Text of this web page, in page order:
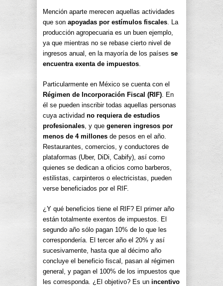
Mención aparte merecen aquellas actividades
que son apoyadas por estímulos fiscales . La
producción agropecuaria es un buen ejemplo,
ya que mientras no se rebase cierto nivel de
ingresos anual, en la mayoría de los países se
encuentra exenta de impuestos
Particularmente en México se cuenta con el
Régimen de Incorporación Fiscal (RIF) . En
él se pueden inscribir todas aquellas personas
cuya actividad no requiera de estudios
profesionales , y que generen ingresos por
menos de 4 millones de pesos en el año.
Restaurantes, comercios, y conductores de
plataformas (Uber, DiDi, Cabify), así como
quienes se dedican a oficios como barberos,
estilistas, carpinteros o electricistas, pueden
verse beneficiados por el RIF.
¿Y qué beneficios tiene el RIF? El primer año
están totalmente exentos de impuestos. El
segundo año sólo pagan 10% de lo que les
correspondería. El tercer año el 20% y así
sucesivamente, hasta que al décimo año
concluye el beneficio fiscal, pasan al régimen
general, y pagan el 100% de los impuestos que
les corresponda. ¿El objetivo? Es un incentivo